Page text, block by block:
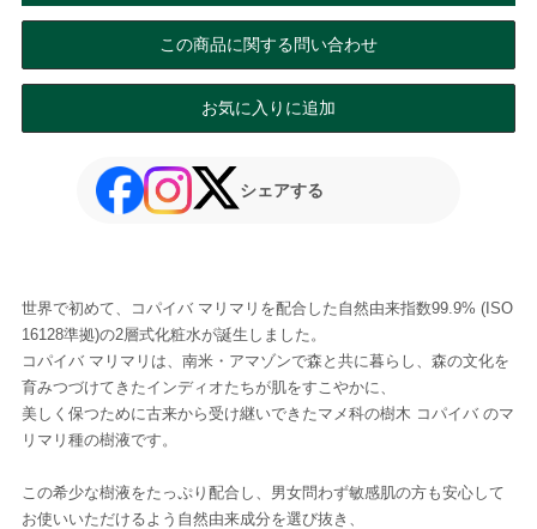
この商品に関する問い合わせ
お気に入りに追加
シェアする
世界で初めて、コパイバ マリマリを配合した自然由来指数99.9% (ISO
16128準拠)の2層式化粧水が誕生しました。
コパイバ マリマリは、南米・アマゾンで森と共に暮らし、森の文化を
育みつづけてきたインディオたちが肌をすこやかに、
美しく保つために古来から受け継いできたマメ科の樹木 コパイバ のマ
リマリ種の樹液です。
この希少な樹液をたっぷり配合し、男女問わず敏感肌の方も安心して
お使いいただけるよう自然由来成分を選び抜き、